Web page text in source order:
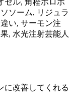
に改善してくれる